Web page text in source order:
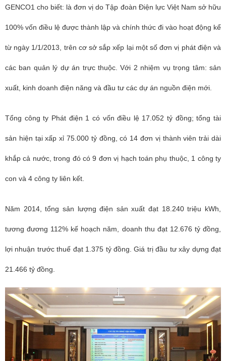
GENCO1 cho biết: là đơn vị do Tập đoàn Điện lực Việt Nam sở hữu
100% vốn điều lệ được thành lập và chính thức đi vào hoạt động kể
từ ngày 1/1/2013, trên cơ sở sắp xếp lại một số đơn vị phát điện và
các ban quản lý dự án trực thuộc. Với 2 nhiệm vụ trọng tâm: sản
xuất, kinh doanh điện năng và đầu tư các dự án nguồn điện mới.
Tổng công ty Phát điện 1 có vốn điều lệ 17.052 tỷ đồng; tổng tài
sản hiện tại xấp xỉ 75.000 tỷ đồng, có 14 đơn vị thành viên trải dài
khắp cả nước, trong đó có 9 đơn vị hạch toán phụ thuộc, 1 công ty
con và 4 công ty liên kết.
Năm 2014, tổng sản lượng điện sản xuất đạt 18.240 triệu kWh,
tương đương 112% kế hoạch năm, doanh thu đạt 12.676 tỷ đồng,
lợi nhuận trước thuế đạt 1.375 tỷ đồng. Giá trị đầu tư xây dựng đạt
21.466 tỷ đồng.